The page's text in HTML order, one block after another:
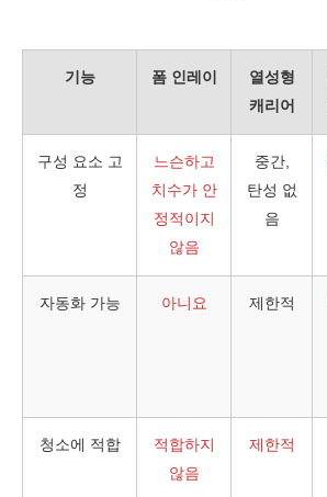
기능 폼 인레이
열성형
캐리어
구성 요소 고
정
느슨하고
치수가 안
정적이지
않음
중간,
탄성 없
음
자동화 가능 아니요 제한적
청소에 적합
적합하지
않음
제한적